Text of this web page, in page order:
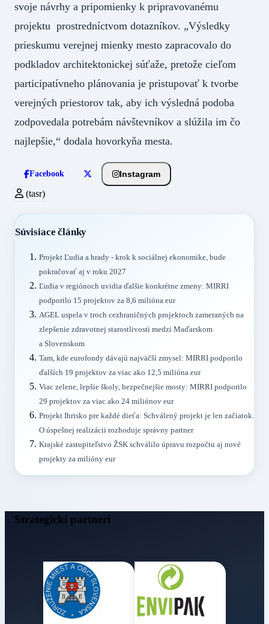
svoje návrhy a pripomienky k pripravovanému
projektu prostredníctvom dotazníkov. „Výsledky
prieskumu verejnej mienky mesto zapracovalo do
podkladov architektonickej súťaže, pretože cieľom
participatívneho plánovania je pristupovať k tvorbe
verejných priestorov tak, aby ich výsledná podoba
zodpovedala potrebám návštevníkov a slúžila im čo
najlepšie,“ dodala hovorkyňa mesta.
Facebook Instagram
(tasr)
Súvisiace články
Projekt Ľudia a hrady - krok k sociálnej ekonomike, bude
pokračovať aj v roku 2027
Ľudia v regiónoch uvidia ďalšie konkrétne zmeny: MIRRI
podporilo 15 projektov za 8,6 milióna eur
AGEL uspela v troch cezhraničných projektoch zameraných na
zlepšenie zdravotnej starostlivosti medzi Maďarskom
a Slovenskom
Tam, kde eurofondy dávajú najväčší zmysel: MIRRI podporilo
ďalších 19 projektov za viac ako 12,5 milióna eur
Viac zelene, lepšie školy, bezpečnejšie mosty: MIRRI podporilo
29 projektov za viac ako 24 miliónov eur
Projekt Ihrisko pre každé dieťa: Schválený projekt je len začiatok.
O úspešnej realizácii rozhoduje správny partner
Krajské zastupiteľstvo ŽSK schválilo úpravu rozpočtu aj nové
projekty za milióny eur
Strategickí partneri